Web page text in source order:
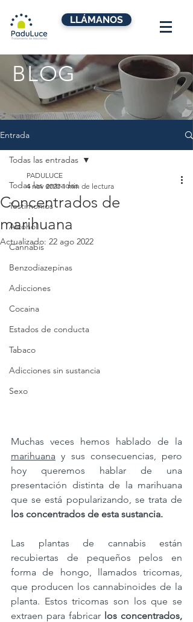
LLÁMANOS
BLOG
Entrada
Todas las entradas
Testimonios
Alcohol
Cannabis
Benzodiazepinas
Adicciones
Cocaina
Estados de conducta
Tabaco
Adicciones sin sustancia
Sexo
Todas las entradas
Concentrados de
marihuana
PADULUCE
4 nov 2020 1 min de lectura
Actualizado: 22 ago 2022
marihuana y sus consecuencias, pero
hoy queremos hablar de una
presentación distinta de la marihuana
los concentrados de esta sustancia.⁠ ⁠
Las plantas de cannabis están
recubiertas de pequeños pelos en
forma de hongo, llamados tricomas,
que producen los cannabinoides de la
planta. Estos tricomas son los que se
extraen para fabricar los concentrados,